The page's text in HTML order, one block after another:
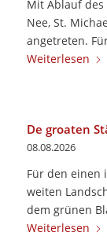
Mit Ablauf
Nee, St.
angetreten.
Weiterlesen
De groaten
08.08.2026
Für den einen
weiten
dem grünen
Weiterlesen